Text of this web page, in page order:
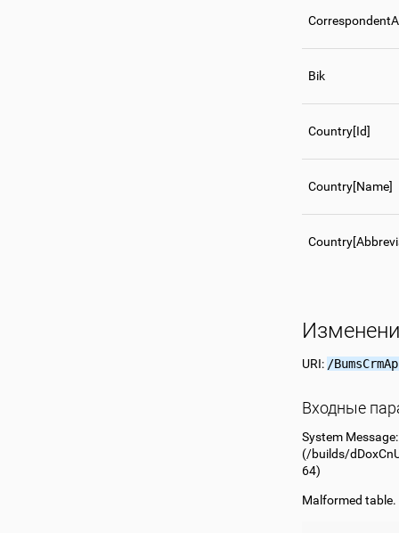
Bik
Country[Id]
Country[Name]
URI: /
Входные
System
(/builds/
64)
Malformed table.